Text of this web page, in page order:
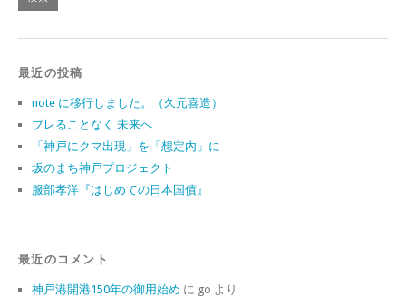
最近の投稿
note に移行しました。（久元喜造）
ブレることなく 未来へ
「神戸にクマ出現」を「想定内」に
坂のまち神戸プロジェクト
服部孝洋『はじめての日本国債』
最近のコメント
神戸港開港150年の御用始め に go より